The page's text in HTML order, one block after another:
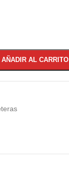
AÑADIR AL CARRITO